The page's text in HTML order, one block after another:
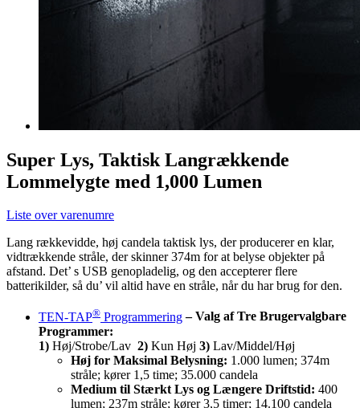
Super Lys, Taktisk Langrækkende
Lommelygte med 1,000 Lumen
Liste over varenumre
Lang rækkevidde, høj candela taktisk lys, der producerer en klar,
vidtrækkende stråle, der skinner 374m for at belyse objekter på
afstand. Det’ s USB genopladelig, og den accepterer flere
batterikilder, så du’ vil altid have en stråle, når du har brug for den.
TEN-TAP® Programmering – Valg af Tre Brugervalgbare
Programmer:
1) Høj/Strobe/Lav 2) Kun Høj 3) Lav/Middel/Høj
Høj for Maksimal Belysning: 1.000 lumen; 374m
stråle; kører 1,5 time; 35.000 candela
Medium til Stærkt Lys og Længere Driftstid: 400
lumen; 237m stråle; kører 3,5 timer; 14.100 candela